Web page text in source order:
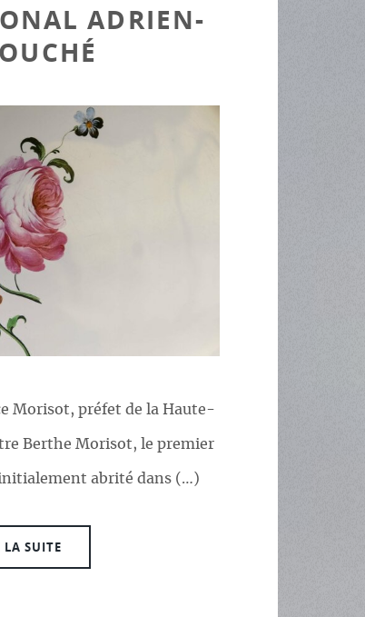
ADRIEN-
Morisot, préfet de la Haute-
Berthe Morisot, le premier
abrité dans (…)
LA SUITE